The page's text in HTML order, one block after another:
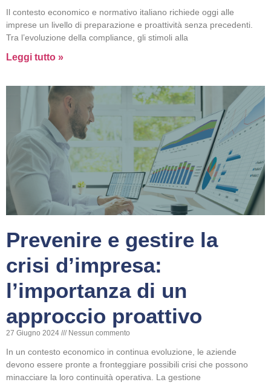
Il contesto economico e normativo italiano richiede oggi alle
imprese un livello di preparazione e proattività senza precedenti.
Tra l’evoluzione della compliance, gli stimoli alla
Leggi tutto »
Prevenire e gestire la
crisi d’impresa:
l’importanza di un
approccio proattivo
27 Giugno 2024 Nessun commento
In un contesto economico in continua evoluzione, le aziende
devono essere pronte a fronteggiare possibili crisi che possono
minacciare la loro continuità operativa. La gestione